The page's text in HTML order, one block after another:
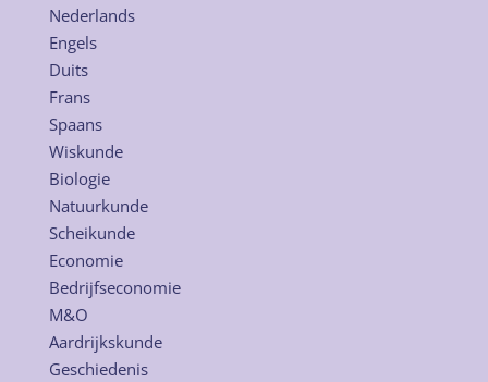
Nederlands
Engels
Duits
Frans
Spaans
Wiskunde
Biologie
Natuurkunde
Scheikunde
Economie
Bedrijfseconomie
M&O
Aardrijkskunde
Geschiedenis